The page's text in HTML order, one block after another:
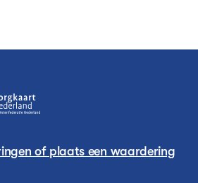
of plaats een waardering